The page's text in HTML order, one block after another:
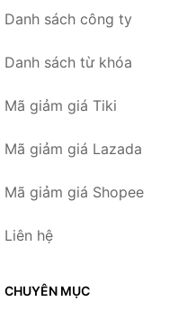
Danh sách công ty
Danh sách từ khóa
Mã giảm giá Tiki
Mã giảm giá Lazada
Mã giảm giá Shopee
Liên hệ
CHUYÊN MỤC